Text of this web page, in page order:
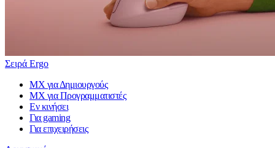
Σειρά Ergo
MX για Δημιουργούς
MX για Προγραμματιστές
Εν κινήσει
Για gaming
Για επιχειρήσεις